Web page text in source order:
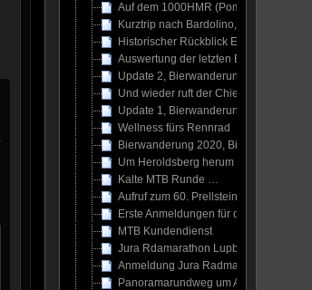
Auf dem 1000HMR (Pommelsbrunn)
Kurztrip nach Bardolino, 02.10. –
Historischer Rückblick Endomondo
Auswertung der letzten Endomondo
Update 2, Bierwanderung 2020,
Und wieder ruft der Chiemgau …
Update 1, Bierwanderung 2020,
Wellness fürs Rennrad
Bierwanderung 2020, Bierquellenweg
Um Heroldsberg herum ..
Kalte MTB Runde …
Aufruf zum 60. Prellsteinrennen,
Erste Anmeldungen für den 17.
MTB Kundendienst
Jura Rdamarathon Lupburg
Anmeldung Jura Radmarathon in
Panoramarundweg um Aufseß